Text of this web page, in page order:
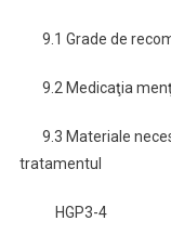
9.1 Grade de
9.2 Medicaţia
9.3 Materiale
tratamentul
HGP3-4